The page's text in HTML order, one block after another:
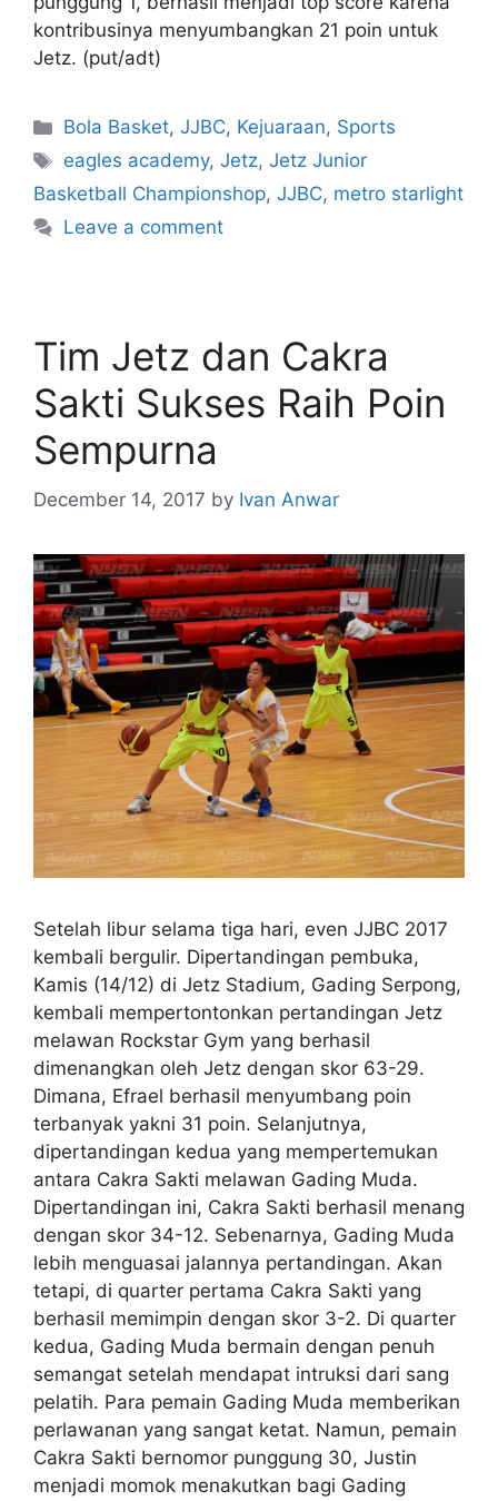
kontribusinya menyumbangkan 21 poin untuk
Jetz. (put/adt)
Bola Basket,JJBC, Kejuaraan, Sports
eagles academy,Jetz,Jetz Junior
Basketball Championshop, JJBC, metro starlight
Leave a comment
Tim Jetz dan Cakra
Sakti Sukses Raih Poin
Sempurna
December 14, 2017 by Ivan Anwar
Setelah libur selama tiga hari, even JJBC 2017
kembali bergulir. Dipertandingan pembuka,
Kamis (14/12) di Jetz Stadium, Gading Serpong,
kembali mempertontonkan pertandingan Jetz
melawan Rockstar Gym yang berhasil
dimenangkan oleh Jetz dengan skor 63-29.
Dimana, Efrael berhasil menyumbang poin
terbanyak yakni 31 poin. Selanjutnya,
dipertandingan kedua yang mempertemukan
antara Cakra Sakti melawan Gading Muda.
Dipertandingan ini, Cakra Sakti berhasil menang
dengan skor 34-12. Sebenarnya, Gading Muda
lebih menguasai jalannya pertandingan. Akan
tetapi, di quarter pertama Cakra Sakti yang
berhasil memimpin dengan skor 3-2. Di quarter
kedua, Gading Muda bermain dengan penuh
semangat setelah mendapat intruksi dari sang
pelatih. Para pemain Gading Muda memberikan
perlawanan yang sangat ketat. Namun, pemain
Cakra Sakti bernomor punggung 30, Justin
menjadi momok menakutkan bagi Gading